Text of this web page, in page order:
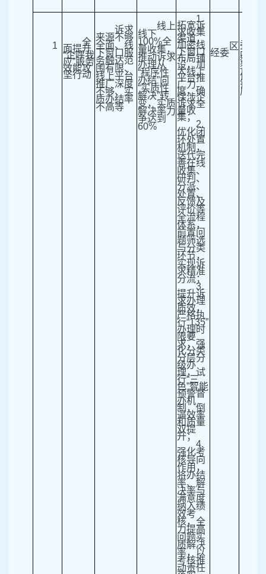
1 全
面提升
“企呼我
应”服务
效能攻
坚行动
诉求
来源不够
全面、线
下窗口服
务触达范
围有限、
线上平台
推广深度
不够、实
质办结率
不高等
线上
线下
100%全
量收集，
推动诉求
办理从
“程序性
办结”向
“实质性
解决”转
变，实质
解决率力
争达到
60%
1.
拓宽诉
求收集
渠道，
加密线
下窗口
布局铺
设，加
大线上
平台推
广力
度，确
保涉企
诉求全
量收
集；
2.
优化闭
环处置
机制，
迭代完
善在线
收集、
研判、
分派、
处置、
反馈及
评价等
全流程
体系，
前置问
题筛选
与分类
环节，
实现诉
求精准
分流；
3.
提升诉
求办理
质效，
严格执
行“135”
办理时
限要
求，强
化分类
分层分
级办
理，试
行“三
色”智能
预警督
办机
制，倒
逼效率
和质量
双提
升；
4.
强化考
核导向
作用，
将办结
率、解
决率与
满意度
纳入绩
效考
核，全
力提高
问题实
质解决
率，以
考核推
动责任
区
经委
委、
改委
数据
各相
位、
镇、
属公